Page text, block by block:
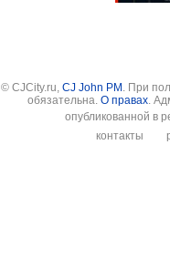
© CJCity.ru, CJ John PM . При
обязательна. О правах.
опубликованной в
контакты